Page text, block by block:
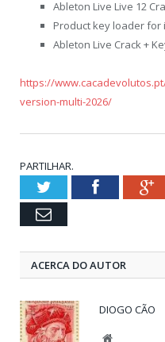
Ableton Live Live 12
Product key loader
Ableton Live Crack +
https://
version-multi-2026/
PARTILHAR.
TwitterFacebook
Email
ACERCA DO AUTOR
DIOGO CÃO
Website